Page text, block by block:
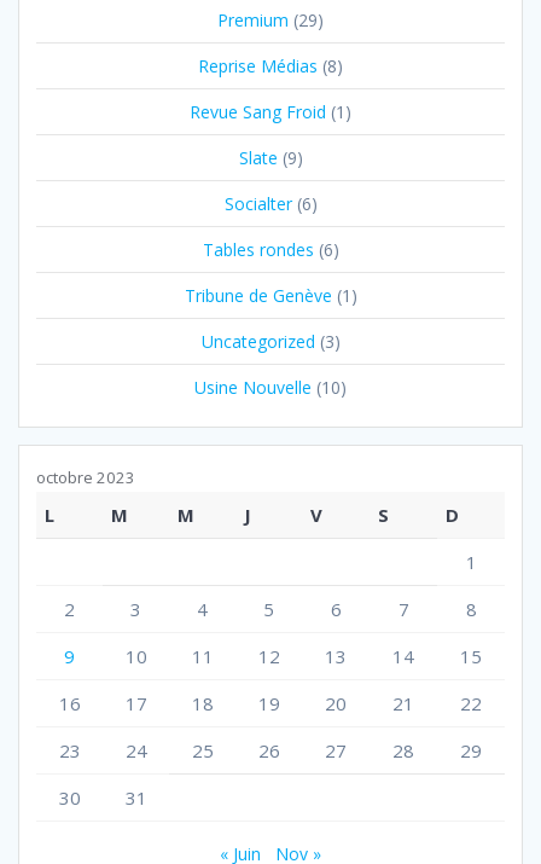
Premium (29)
Reprise Médias (8)
Revue Sang Froid (1)
Slate (9)
Socialter(6)
Tables rondes (6)
Tribune de Genève (1)
Uncategorized (3)
Usine Nouvelle (10)
octobre 2023
L M M J V S
D
1
2
3 4 5 6 7
8
9
10 11 12 13 14
15
16
17 18 19 20 21
22
23
24 25 26 27 28
29
30
31
« Juin Nov »